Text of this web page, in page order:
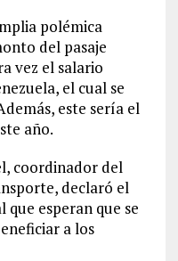
polémica
del pasaje
vez el salario
el cual se
este sería el
año.
coordinador del
declaró el
esperan que se
a los